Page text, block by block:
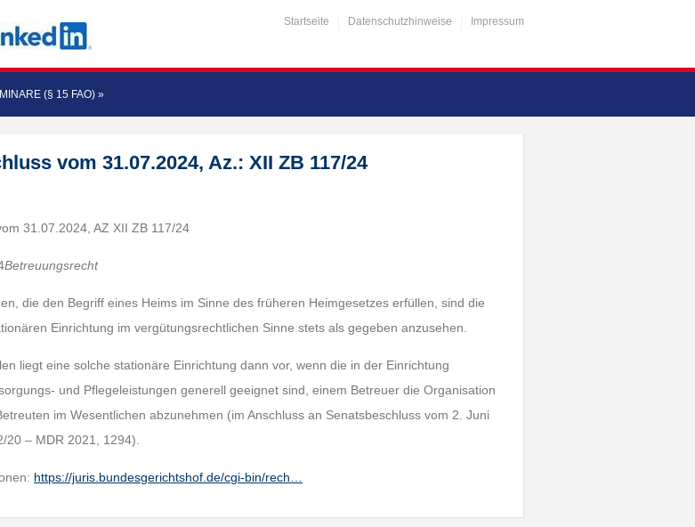
Startseite Datenschutzhinweise Impressum
(§ 15 FAO) »
vom 31.07.2024, Az.: XII ZB 117/24
31.07.2024, AZ XII ZB 117/24
Betreuungsrecht
die den Begriff eines Heims im Sinne des früheren Heimgesetzes erfüllen, sind die
Einrichtung im vergütungsrechtlichen Sinne stets als gegeben anzusehen.
liegt eine solche stationäre Einrichtung dann vor, wenn die in der Einrichtung
und Pflegeleistungen generell geeignet sind, einem Betreuer die Organisation
im Wesentlichen abzunehmen (im Anschluss an Senatsbeschluss vom 2. Juni
20 – MDR 2021, 1294).
https://juris.bundesgerichtshof.de/cgi-bin/rech…